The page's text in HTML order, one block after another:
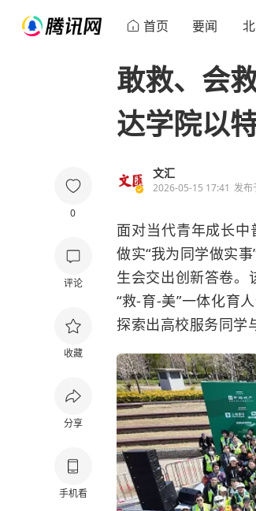
首页 要闻
0
评论
收藏
分享
手机看
敢救、会
达学院以
文汇
2026-05-15 17:41 发布
面对当代青年成长
做实“我为同学做实
生会交出创新答卷。
“救-育-美”一体化育
探索出高校服务同学